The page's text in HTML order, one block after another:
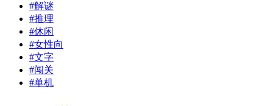
#解谜
#推理
#休闲
#女性向
#文字
#闯关
#单机